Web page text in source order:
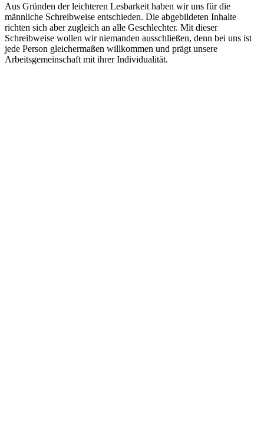
Aus Gründen der leichteren Lesbarkeit haben wir uns für die
männliche Schreibweise entschieden. Die abgebildeten Inhalte
richten sich aber zugleich an alle Geschlechter. Mit dieser
Schreibweise wollen wir niemanden ausschließen, denn bei uns ist
jede Person gleichermaßen willkommen und prägt unsere
Arbeitsgemeinschaft mit ihrer Individualität.